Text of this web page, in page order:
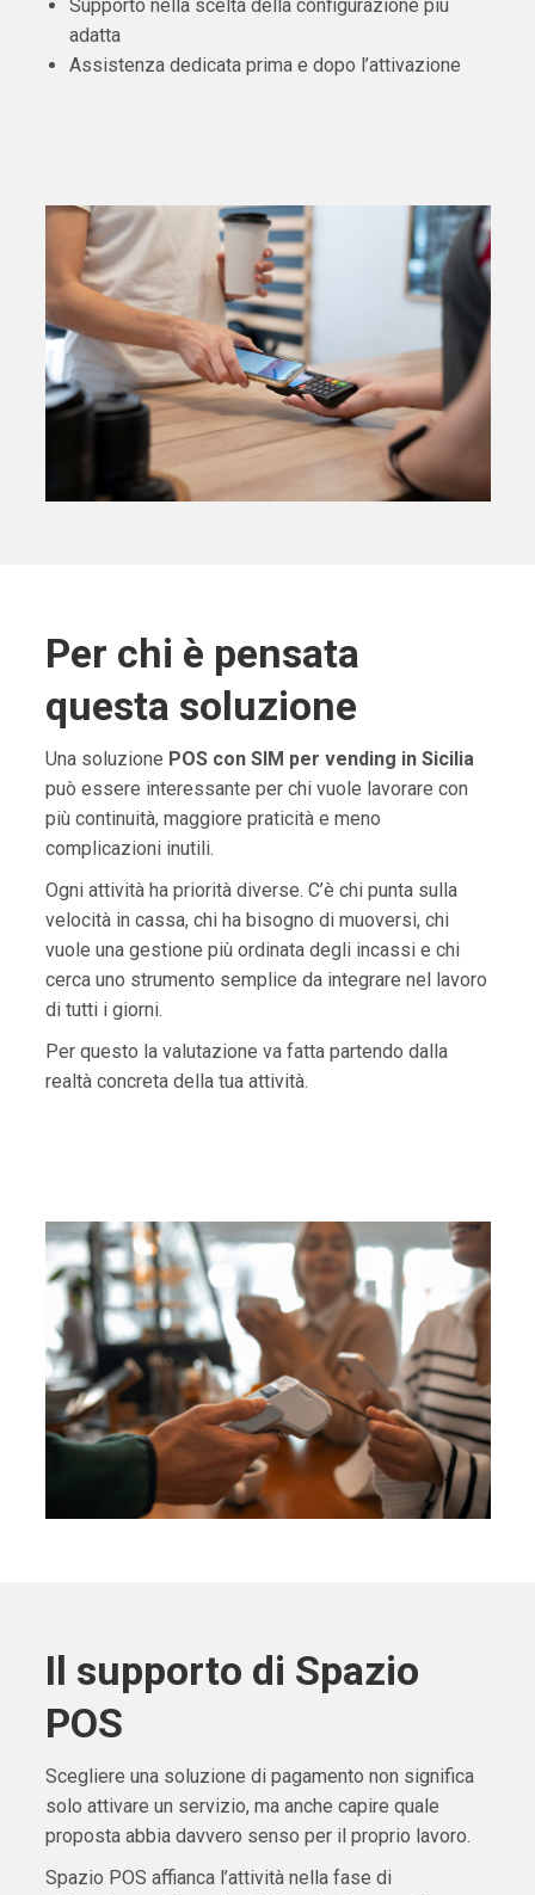
Supporto nella scelta della configurazione più
adatta
Assistenza dedicata prima e dopo l’attivazione
Per chi è pensata
questa soluzione
Una soluzione POS con SIM per vending in Sicilia
può essere interessante per chi vuole lavorare con
più continuità, maggiore praticità e meno
complicazioni inutili.
Ogni attività ha priorità diverse. C’è chi punta sulla
velocità in cassa, chi ha bisogno di muoversi, chi
vuole una gestione più ordinata degli incassi e chi
cerca uno strumento semplice da integrare nel lavoro
di tutti i giorni.
Per questo la valutazione va fatta partendo dalla
realtà concreta della tua attività.
Il supporto di Spazio
POS
Scegliere una soluzione di pagamento non significa
solo attivare un servizio, ma anche capire quale
proposta abbia davvero senso per il proprio lavoro.
Spazio POS affianca l’attività nella fase di